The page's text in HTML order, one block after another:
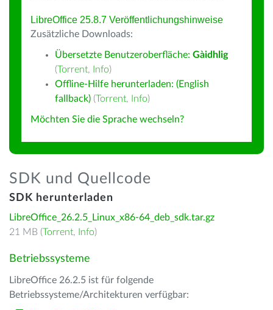
LibreOffice 25.8.7 Veröffentlichungshinweise
Zusätzliche Downloads:
Übersetzte Benutzeroberfläche: Gàidhlig
(Torrent, Info)
Offline-Hilfe herunterladen: (English
fallback) (Torrent, Info)
Möchten Sie die Sprache wechseln?
SDK und Quellcode
SDK herunterladen
LibreOffice_26.2.5_Linux_x86-64_deb_sdk.tar.gz
21 MB (Torrent, Info)
Betriebssysteme
LibreOffice 26.2.5 ist für folgende
Betriebssysteme/Architekturen verfügbar: